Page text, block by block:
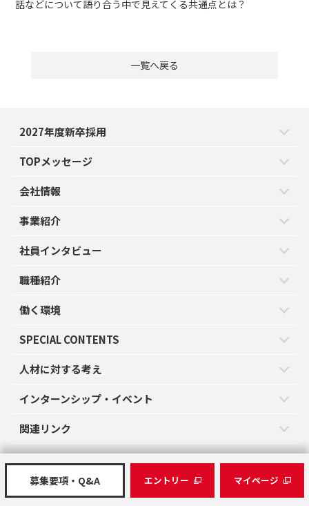
話などについて語り合う中で見えてくる共通点とは？
一覧へ戻る
2027年度新卒採用
TOPメッセージ
会社情報
事業紹介
社員インタビュー
職種紹介
働く環境
SPECIAL CONTENTS
人材に対する考え
インターンシップ・イベント
関連リンク
募集要項・Q&A エントリー マイページ